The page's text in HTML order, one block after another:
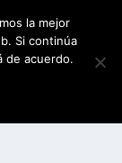
la mejor
Si continúa
de acuerdo.